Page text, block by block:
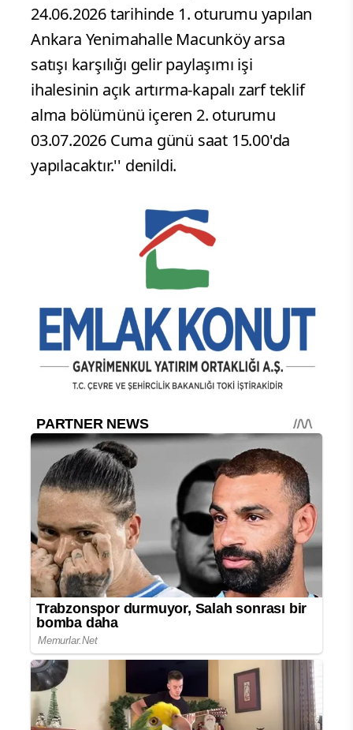
24.06.2026 tarihinde 1. oturumu yapılan
Ankara Yenimahalle Macunköy arsa
satışı karşılığı gelir paylaşımı işi
ihalesinin açık artırma-kapalı zarf teklif
alma bölümünü içeren 2. oturumu
03.07.2026 Cuma günü saat 15.00'da
yapılacaktır.'' denildi.